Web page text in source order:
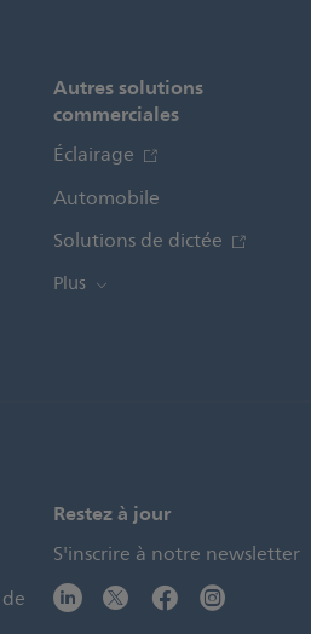
Autres solutions
commerciales
Éclairage
Automobile
Solutions de dictée
Plus
Restez à jour
S'inscrire à notre newsletter